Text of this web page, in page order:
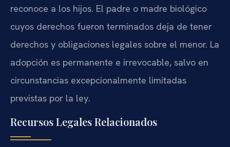
reconoce a los hijos. El padre o madre biológico
cuyos derechos fueron terminados deja de tener
derechos y obligaciones legales sobre el menor. La
adopción es permanente e irrevocable, salvo en
circunstancias excepcionalmente limitadas
previstas por la ley.
Recursos Legales Relacionados